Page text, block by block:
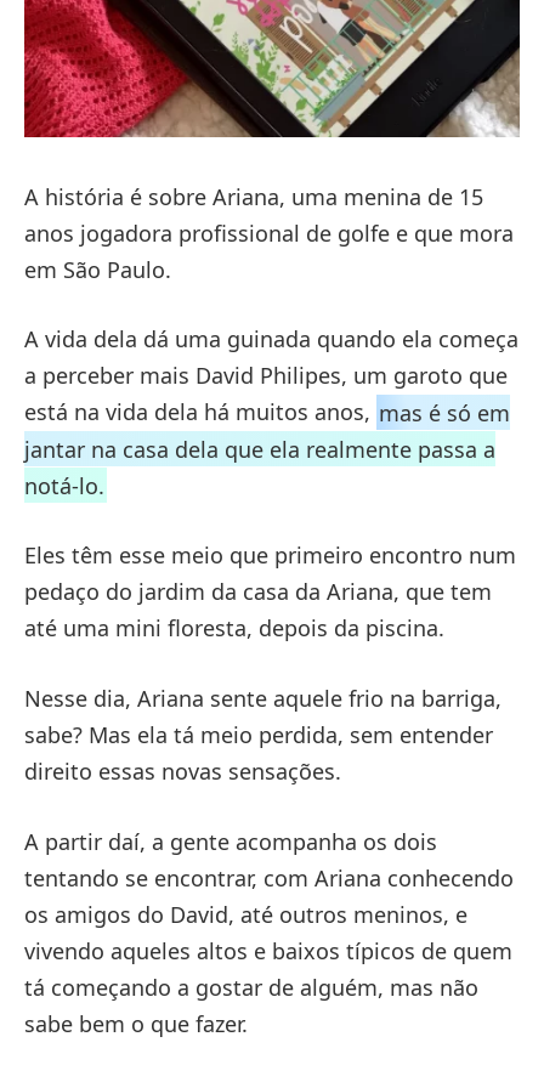
A história é sobre Ariana, uma menina de 15
anos jogadora profissional de golfe e que mora
em São Paulo.
A vida dela dá uma guinada quando ela começa
a perceber mais David Philipes, um garoto que
está na vida dela há muitos anos, mas é só em
jantar na casa dela que ela realmente passa a
notá-lo.
Eles têm esse meio que primeiro encontro num
pedaço do jardim da casa da Ariana, que tem
até uma mini floresta, depois da piscina.
Nesse dia, Ariana sente aquele frio na barriga,
sabe? Mas ela tá meio perdida, sem entender
direito essas novas sensações.
A partir daí, a gente acompanha os dois
tentando se encontrar, com Ariana conhecendo
os amigos do David, até outros meninos, e
vivendo aqueles altos e baixos típicos de quem
tá começando a gostar de alguém, mas não
sabe bem o que fazer.